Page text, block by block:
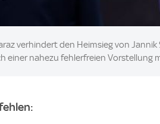
verhindert den Heimsieg von
einer nahezu fehlerfreien Vorstellung